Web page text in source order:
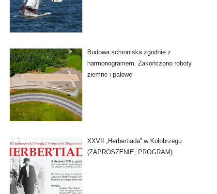
Budowa schroniska zgodnie z
harmonogramem. Zakończono roboty
ziemne i palowe
XXVII „Herbertiada” w Kołobrzegu
(ZAPROSZENIE, PROGRAM)